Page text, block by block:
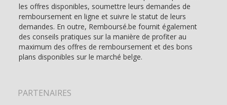
les offres disponibles, soumettre leurs demandes de
remboursement en ligne et suivre le statut de leurs
demandes. En outre, Remboursé.be fournit également
des conseils pratiques sur la manière de profiter au
maximum des offres de remboursement et des bons
plans disponibles sur le marché belge.
PARTENAIRES